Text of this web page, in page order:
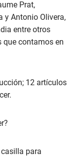
Prat,
y Antonio Olivera,
entre otros
que contamos en
12 artículos
para